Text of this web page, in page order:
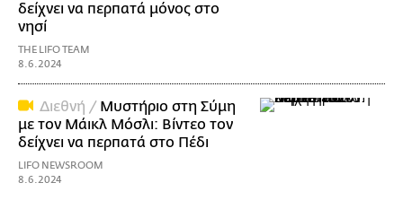
δείχνει να περπατά μόνος στο
νησί
THE LIFO TEAM
8.6.2024
Διεθνή / Μυστήριο στη Σύμη
με τον Μάικλ Μόσλι: Βίντεο τον
δείχνει να περπατά στο Πέδι
LIFO NEWSROOM
8.6.2024